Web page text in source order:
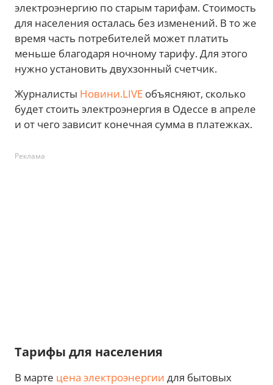
электроэнергию по старым тарифам. Стоимость
для населения осталась без изменений. В то же
время часть потребителей может платить
меньше благодаря ночному тарифу. Для этого
нужно установить двухзонный счетчик.
Журналисты Новини.LIVE объясняют, сколько
будет стоить электроэнергия в Одессе в апреле
и от чего зависит конечная сумма в платежках.
Реклама
Тарифы для населения
В марте цена электроэнергии для бытовых